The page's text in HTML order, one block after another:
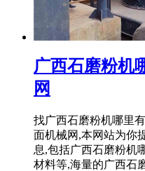
广西石磨粉机
网
找广西石磨粉机哪里
面机械网,本网站为你
息,包括广西石磨粉机
材料等,海量的广西石